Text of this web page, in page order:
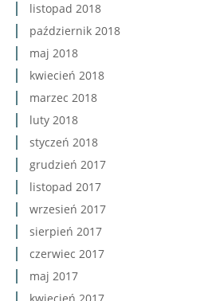
listopad 2018
październik 2018
maj 2018
kwiecień 2018
marzec 2018
luty 2018
styczeń 2018
grudzień 2017
listopad 2017
wrzesień 2017
sierpień 2017
czerwiec 2017
maj 2017